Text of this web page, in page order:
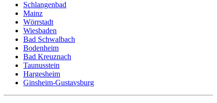
Schlangenbad
Mainz
Wörrstadt
Wiesbaden
Bad Schwalbach
Bodenheim
Bad Kreuznach
Taunusstein
Hargesheim
Ginsheim-Gustavsburg